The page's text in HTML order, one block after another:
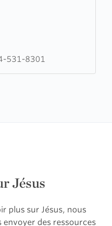
531-8301
Jésus
plus sur Jésus, nous
envoyer des ressources